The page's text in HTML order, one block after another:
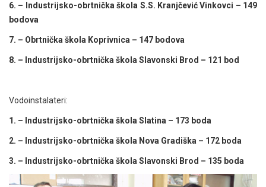
6. – Industrijsko-obrtnička škola S.S. Kranjčević Vinkovci – 149
bodova
7. – Obrtnička škola Koprivnica – 147 bodova
8. – Industrijsko-obrtnička škola Slavonski Brod – 121 bod
Vodoinstalateri:
1. – Industrijsko-obrtnička škola Slatina – 173 boda
2. – Industrijsko-obrtnička škola Nova Gradiška – 172 boda
3. – Industrijsko-obrtnička škola Slavonski Brod – 135 boda